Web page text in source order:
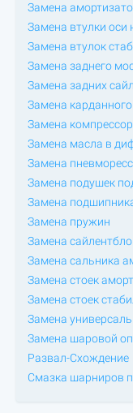
Замена
Замена втулки оси
Замена втулок
Замена заднего
Замена задних
Замена
Замена
Замена масла в
Замена
Замена подушек
Замена
Замена пружин
Замена
Замена сальника
Замена стоек
Замена стоек
Замена
Замена шаровой
Развал-Схождение
Смазка шарниров